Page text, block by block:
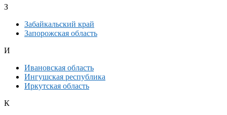
З
Забайкальский край
Запорожская область
И
Ивановская область
Ингушская республика
Иркутская область
К